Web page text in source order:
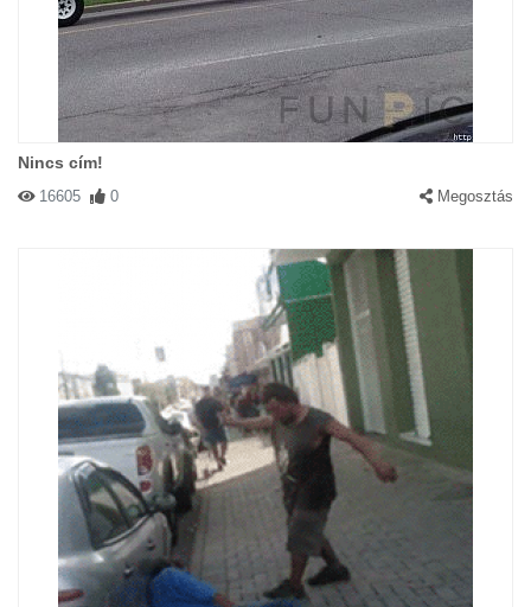
Nincs cím!
16605 0 Megosztás